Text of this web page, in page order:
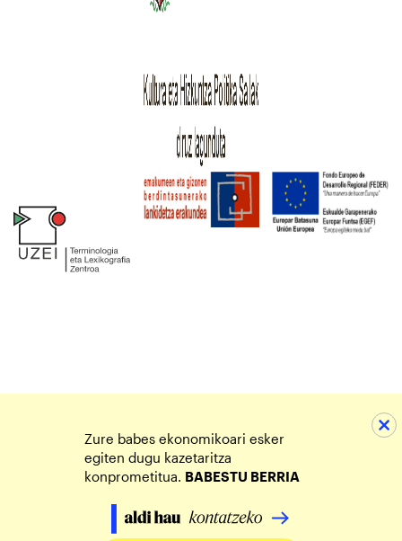
Zure babes ekonomikoari esker
egiten dugu kazetaritza
konprometitua. BABESTU BERRIA